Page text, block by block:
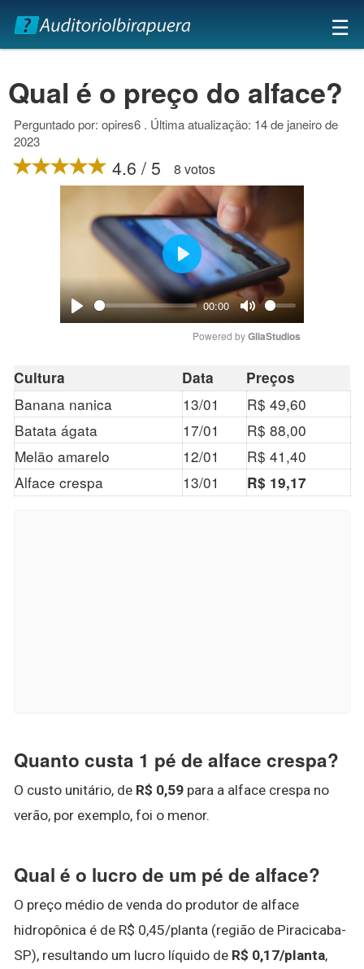
×
☰
Qual é o preço do alface?
Perguntado por: opires6 . Última atualização: 14 de janeiro de
2023
4.6 / 5 8 votos
Play
00:00
Mute
Play
Powered by GliaStudios
Cultura Data Preços
Banana nanica 13/01
R$ 49,60
Batata ágata
17/01
R$ 88,00
Melão amarelo
12/01
R$ 41,40
Alface crespa
13/01 R$ 19,17
Quanto custa 1 pé de alface crespa?
O custo unitário, de R$ 0,59 para a alface crespa no
verão, por exemplo, foi o menor.
Qual é o lucro de um pé de alface?
O preço médio de venda do produtor de alface
hidropônica é de R$ 0,45/planta (região de Piracicaba-
SP), resultando um lucro líquido de R$ 0,17/planta,